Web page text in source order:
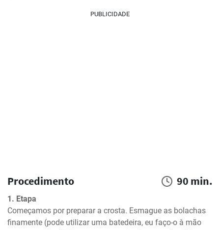
PUBLICIDADE
Procedimento 90 min.
1. Etapa
Começamos por preparar a crosta. Esmague as bolachas
finamente (pode utilizar uma batedeira, eu faço-o à mão